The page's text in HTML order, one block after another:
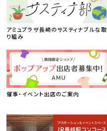
アミュプラザ長崎のサスティナブルな取
り組み
催事・イベント出店のご案内